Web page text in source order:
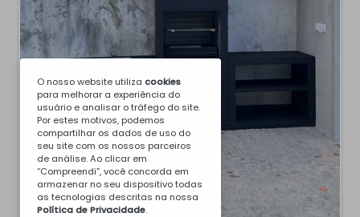
O nosso website utiliza cookies
para melhorar a experiência do
usuário e analisar o tráfego do site.
Por estes motivos, podemos
compartilhar os dados de uso do
seu site com os nossos parceiros
de análise. Ao clicar em
“Compreendi”, você concorda em
armazenar no seu dispositivo todas
as tecnologias descritas na nossa
Política de Privacidade.